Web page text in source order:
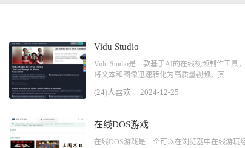
Vidu Studio
Vidu Studio是一款基于AI的在线视频制作工具
将文本和图像迅速转化为高质量视频。其...
(24)人喜欢 2024-12-25
在线DOS游戏
在线DOS游戏是一个可以在浏览器中在线游玩